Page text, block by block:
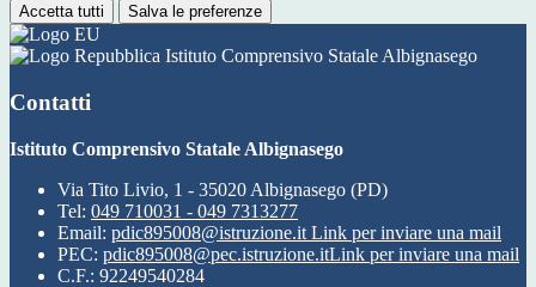
Accetta tutti Salva le preferenze
Istituto Comprensivo Statale Albignasego
Contatti
Istituto Comprensivo Statale Albignasego
Via Tito Livio, 1 - 35020 Albignasego (PD)
Tel: 049 710031 - 049 7313277
Email: pdic895008@istruzione.it Link per inviare una mail
PEC: pdic895008@pec.istruzione.itLink per inviare una mail
C.F.: 92249540284